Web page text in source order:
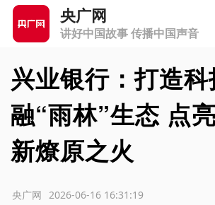
央广网
讲好中国故事 传播中国声音
兴业银行：打造
融“雨林”生态 点
新燎原之火
2026-06-16 16:31:19
央广网